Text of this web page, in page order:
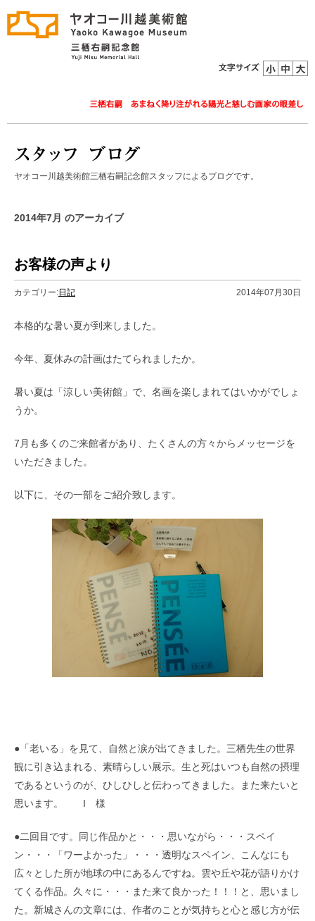
ヤオコー川越美術館三栖右嗣記念館スタッフによるブログです。
2014年7月 のアーカイブ
お客様の声より
カテゴリー:日記 2014年07月30日
本格的な暑い夏が到来しました。
今年、夏休みの計画はたてられましたか。
暑い夏は「涼しい美術館」で、名画を楽しまれてはいかがでしょ
うか。
7月も多くのご来館者があり、たくさんの方々からメッセージを
いただきました。
以下に、その一部をご紹介致します。
●「老いる」を見て、自然と涙が出てきました。三栖先生の世界
観に引き込まれる、素晴らしい展示。生と死はいつも自然の摂理
であるというのが、ひしひしと伝わってきました。また来たいと
思います。 I 様
●二回目です。同じ作品かと・・・思いながら・・・スペイ
ン・・・「ワーよかった」・・・透明なスペイン、こんなにも
広々とした所が地球の中にあるんですね。雲や丘や花が語りかけ
てくる作品。久々に・・・また来て良かった！！！と、思いまし
た。新城さんの文章には、作者のことが気持ちと心と感じ方が伝